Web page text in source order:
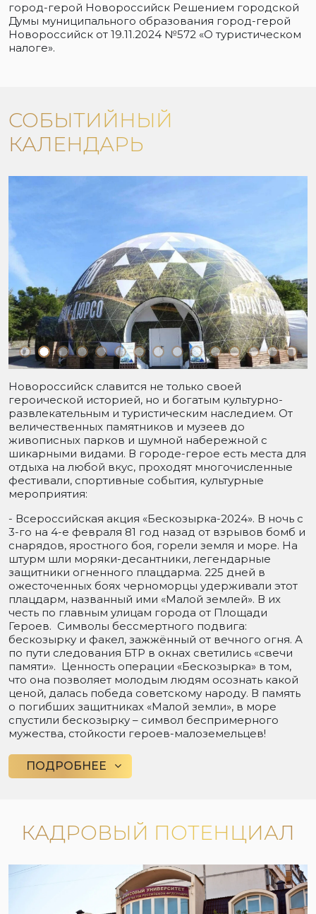
город-герой Новороссийск Решением городской
Думы муниципального образования город-герой
Новороссийск от 19.11.2024 №572 «О туристическом
налоге».
СОБЫТИЙНЫЙ
КАЛЕНДАРЬ
Новороссийск славится не только своей
героической историей, но и богатым культурно-
развлекательным и туристическим наследием. От
величественных памятников и музеев до
живописных парков и шумной набережной с
шикарными видами. В городе-герое есть места для
отдыха на любой вкус, проходят многочисленные
фестивали, спортивные события, культурные
мероприятия:
- Всероссийская акция «Бескозырка-2024». В ночь с
3-го на 4-е февраля 81 год назад от взрывов бомб и
снарядов, яростного боя, горели земля и море. На
штурм шли моряки-десантники, легендарные
защитники огненного плацдарма. 225 дней в
ожесточенных боях черноморцы удерживали этот
плацдарм, названный ими «Малой землей». В их
честь по главным улицам города от Площади
Героев. Символы бессмертного подвига:
бескозырку и факел, зажжённый от вечного огня. А
по пути следования БТР в окнах светились «свечи
памяти». Ценность операции «Бескозырка» в том,
что она позволяет молодым людям осознать какой
ценой, далась победа советскому народу. В память
о погибших защитниках «Малой земли», в море
спустили бескозырку – символ беспримерного
мужества, стойкости героев-малоземельцев!
ПОДРОБНЕЕ
КАДРОВЫЙ ПОТЕНЦИАЛ